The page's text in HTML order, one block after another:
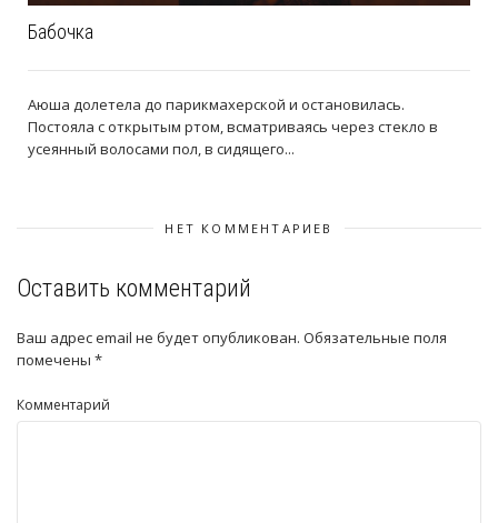
Бабочка
Аюша долетела до парикмахерской и остановилась.
Постояла с открытым ртом, всматриваясь через стекло в
усеянный волосами пол, в сидящего...
НЕТ КОММЕНТАРИЕВ
Оставить комментарий
Ваш адрес email не будет опубликован. Обязательные поля
помечены *
Комментарий